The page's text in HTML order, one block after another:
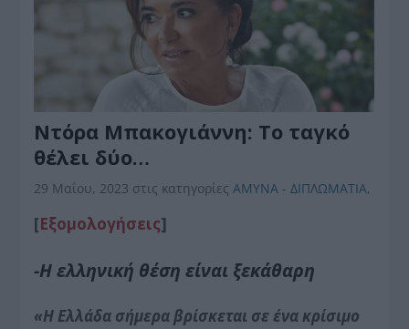
Ντόρα Μπακογιάννη: Το ταγκό
θέλει δύο…
29 Μαΐου, 2023 στις κατηγορίεςΑΜΥΝΑ - ΔΙΠΛΩΜΑΤΙΑ,
[Εξομολογήσεις]
-Η ελληνική θέση είναι ξεκάθαρη
«Η Ελλάδα σήμερα βρίσκεται σε ένα κρίσιμο